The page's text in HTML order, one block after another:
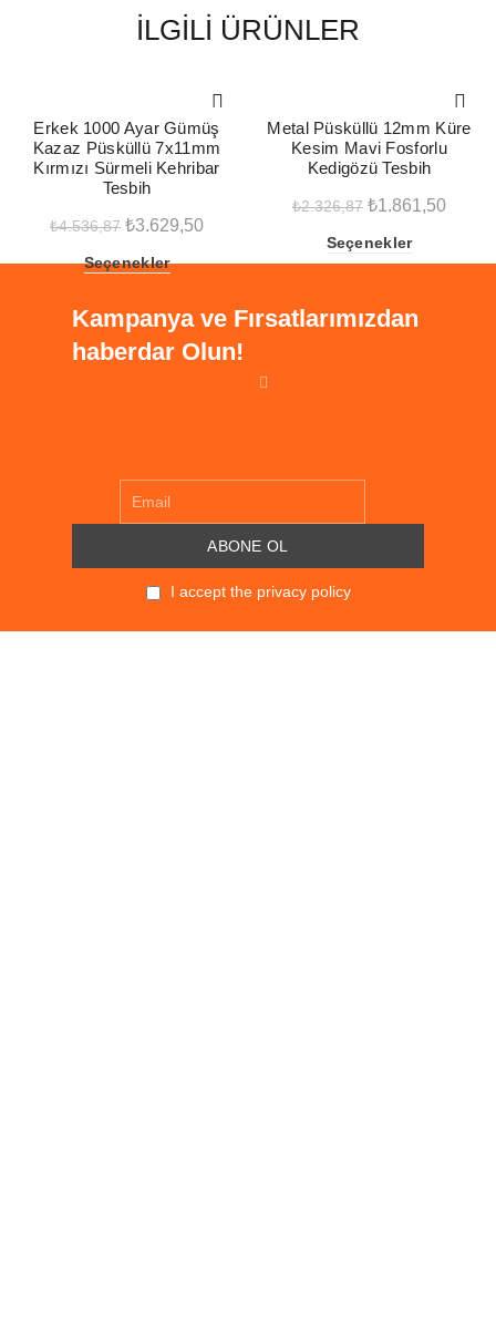
İLGILI ÜRÜNLER
Erkek 1000 Ayar Gümüş
Kazaz Püsküllü 7x11mm
Kırmızı Sürmeli Kehribar
Tesbih
₺4.536,87 Orijinal
₺4.536,87.
₺3.629,50Şu
₺3.629,50.
Seçenekler
Metal Püsküllü 12mm Küre
Kesim Mavi Fosforlu
Kedigözü Tesbih
₺2.326,87 Orijinal
₺2.326,87.
₺1.861,50Şu
fiyat:
Seçenekler
Kampanya ve Fırsatlarımızdan
haberdar Olun!
I accept the privacy policy